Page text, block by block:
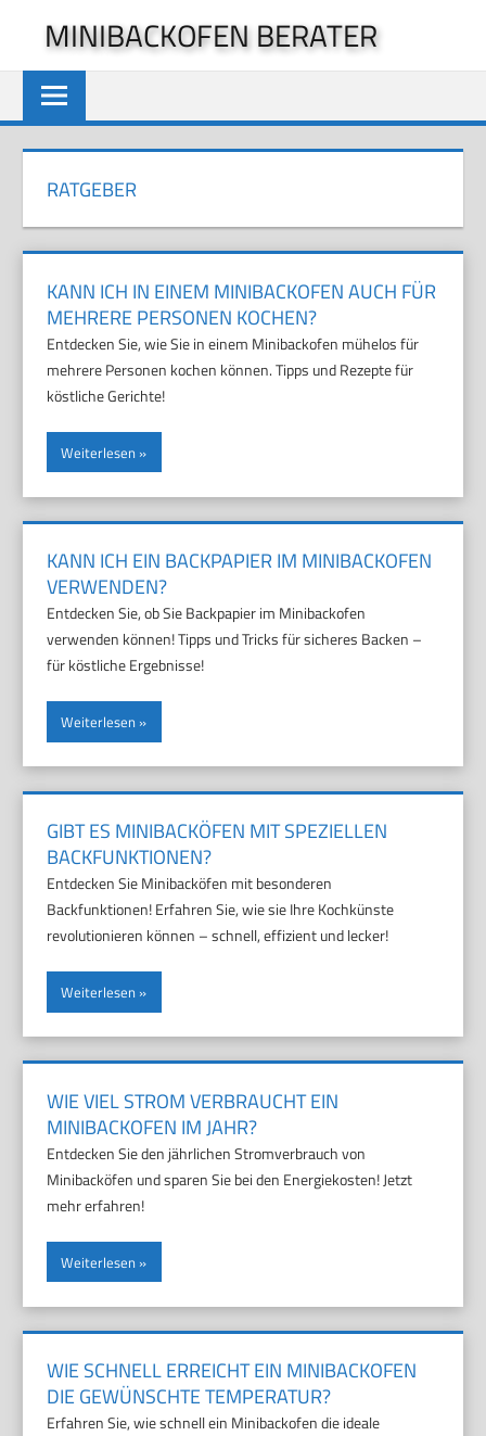
springen
MINIBACKOFEN BERATER
RATGEBER
KANN ICH IN EINEM MINIBACKOFEN AUCH FÜR
MEHRERE PERSONEN KOCHEN?
Entdecken Sie, wie Sie in einem Minibackofen mühelos für
mehrere Personen kochen können. Tipps und Rezepte für
köstliche Gerichte!
Weiterlesen
KANN ICH EIN BACKPAPIER IM MINIBACKOFEN
VERWENDEN?
Entdecken Sie, ob Sie Backpapier im Minibackofen
verwenden können! Tipps und Tricks für sicheres Backen –
für köstliche Ergebnisse!
Weiterlesen
GIBT ES MINIBACKÖFEN MIT SPEZIELLEN
BACKFUNKTIONEN?
Entdecken Sie Minibacköfen mit besonderen
Backfunktionen! Erfahren Sie, wie sie Ihre Kochkünste
revolutionieren können – schnell, effizient und lecker!
Weiterlesen
WIE VIEL STROM VERBRAUCHT EIN
MINIBACKOFEN IM JAHR?
Entdecken Sie den jährlichen Stromverbrauch von
Minibacköfen und sparen Sie bei den Energiekosten! Jetzt
mehr erfahren!
Weiterlesen
WIE SCHNELL ERREICHT EIN MINIBACKOFEN
DIE GEWÜNSCHTE TEMPERATUR?
Erfahren Sie, wie schnell ein Minibackofen die ideale